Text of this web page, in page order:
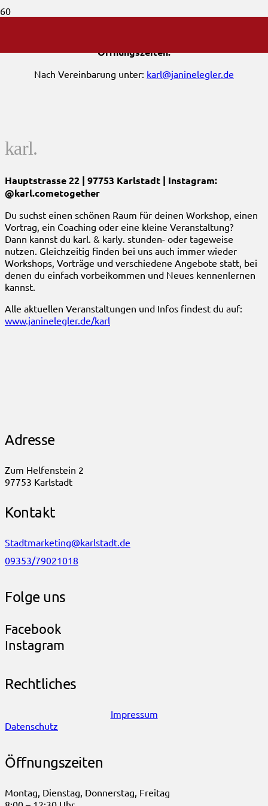
Öffnungszeiten:
Nach Vereinbarung unter: karl@janinelegler.de
karl.
Hauptstrasse 22 | 97753 Karlstadt | Instagram:
@karl.cometogether
Du suchst einen schönen Raum für deinen Workshop, einen
Vortrag, ein Coaching oder eine kleine Veranstaltung?
Dann kannst du karl. & karly. stunden- oder tageweise
nutzen. Gleichzeitig finden bei uns auch immer wieder
Workshops, Vorträge und verschiedene Angebote statt, bei
denen du einfach vorbeikommen und Neues kennenlernen
kannst.
Alle aktuellen Veranstaltungen und Infos findest du auf:
www.janinelegler.de/karl
Adresse
Zum Helfenstein 2
97753 Karlstadt
Kontakt
Stadtmarketing@karlstadt.de
09353/79021018
Folge uns
Facebook
Instagram
Rechtliches
Impressum
Datenschutz
Öffnungszeiten
Montag, Dienstag, Donnerstag, Freitag